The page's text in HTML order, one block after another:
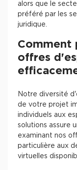
alors que le
préféré par les
juridique.
Comment
offres
Notre diversité
de votre projet
individuels aux
solutions assure
examinant nos
particulière aux
virtuelles